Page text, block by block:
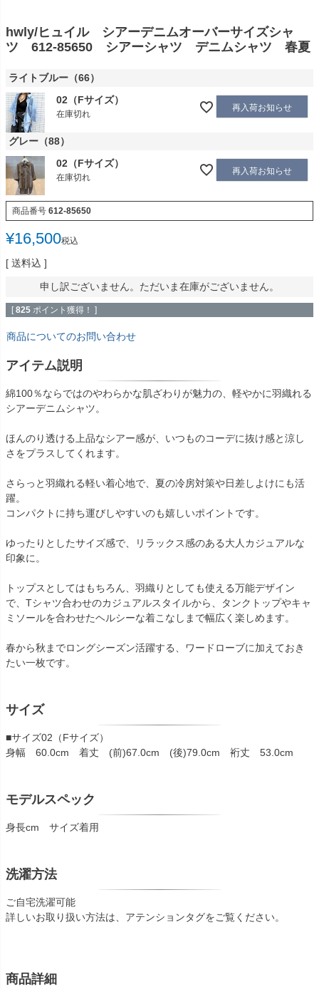
hwly/ヒュイル シアーデニムオーバーサイズシャ
ツ 612-85650 シアーシャツ デニムシャツ 春夏
ライトブルー（66）
02（Fサイズ）
在庫切れ
再入荷お知らせ
グレー（88）
02（Fサイズ）
在庫切れ
再入荷お知らせ
商品番号 612-85650
¥16,500税込
送料込
申し訳ございません。ただいま在庫がございません。
[ 825 ポイント獲得！ ]
商品についてのお問い合わせ
アイテム説明
綿100％ならではのやわらかな肌ざわりが魅力の、軽やかに羽織れる
シアーデニムシャツ。
ほんのり透ける上品なシアー感が、いつものコーデに抜け感と涼し
さをプラスしてくれます。
さらっと羽織れる軽い着心地で、夏の冷房対策や日差しよけにも活
躍。
コンパクトに持ち運びしやすいのも嬉しいポイントです。
ゆったりとしたサイズ感で、リラックス感のある大人カジュアルな
印象に。
トップスとしてはもちろん、羽織りとしても使える万能デザイン
で、Tシャツ合わせのカジュアルスタイルから、タンクトップやキャ
ミソールを合わせたヘルシーな着こなしまで幅広く楽しめます。
春から秋までロングシーズン活躍する、ワードローブに加えておき
たい一枚です。
サイズ
■サイズ02（Fサイズ）
身幅 60.0cm 着丈 (前)67.0cm (後)79.0cm 裄丈 53.0cm
モデルスペック
身長cm サイズ着用
洗濯方法
ご自宅洗濯可能
詳しいお取り扱い方法は、アテンションタグをご覧ください。
商品詳細